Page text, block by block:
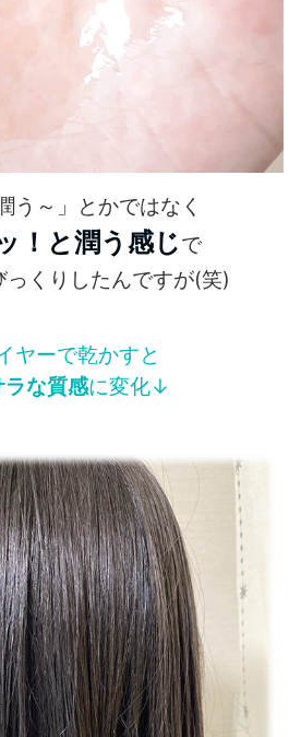
う～」とかではなく
！と潤う感じで
っくりしたんですが(笑)
ヤーで乾かすと
な質感に変化↓